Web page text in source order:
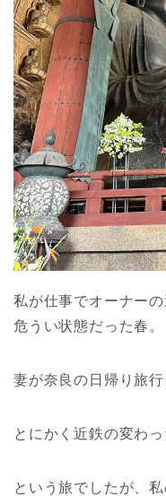
私が仕事でオーナー
危うい状態だった春。
妻が奈良の日帰り旅
とにかく近鉄の変わ
という旅でしたが、